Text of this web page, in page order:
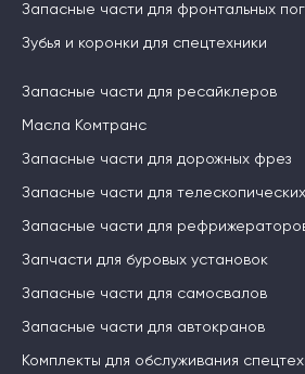
Запасные части для фронтальных
Зубья и коронки для спецтехники
Запасные части для ресайклеров
Масла Комтранс
Запасные части для дорожных фрез
Запасные части для
Запасные части для
Запчасти для буровых установок
Запасные части для самосвалов
Запасные части для автокранов
Комплекты для обслуживания